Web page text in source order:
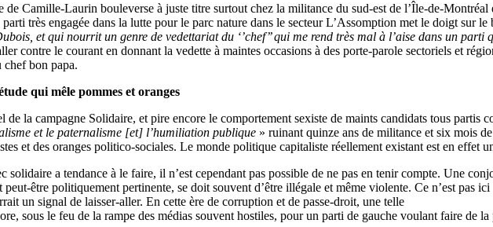
Camille-Laurin bouleverse à juste titre surtout chez la militance du sud-est de l’Île-de-
très engagée dans la lutte pour le parc nature dans le secteur L’Assomption met le doigt sur
et qui nourrit un genre de vedettariat du ‘’chef’’ qui me rend très mal à l’aise dans un parti
contre le courant en donnant la vedette à maintes occasions à des porte-parole sectoriels et
chef bon papa.
qui mêle pommes et oranges
la campagne Solidaire, et pire encore le comportement sexiste de maints candidats tous partis
et le paternalisme [et] l’humiliation publique » ruinant quinze ans de militance et six mois
et des oranges politico-sociales. Le monde politique capitaliste réellement existant est en effet
solidaire a tendance à le faire, il n’est cependant pas possible de ne pas en tenir compte. Une
être politiquement pertinente, se doit souvent d’être illégale et même violente. Ce n’est pas
un signal de laisser-aller. En cette ère de corruption et de passe-droit, une telle
sous le feu de la rampe des médias souvent hostiles, pour un parti de gauche voulant faire de